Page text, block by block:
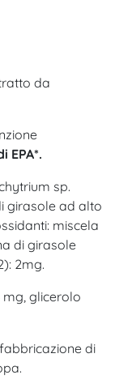
da
EPA*.
sp.
girasole ad alto
miscela
di girasole
2mg.
mg, glicerolo
di